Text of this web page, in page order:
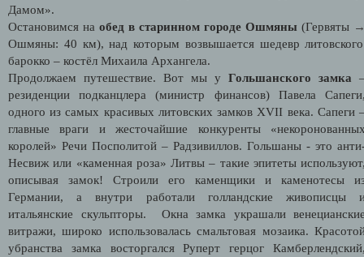
Дамом».
Остановимся на обед в старинном городе Ошмяны (Гервяты
Ошмяны: 40 км), над которым возвышается шедевр литовского
барокко – костёл Михаила Архангела.
Продолжаем путешествие. Вот мы у Гольшанского замка
резиденции подканцлера (министр финансов) Павела
одного из самых красивых литовских замков XVII века. Сапеги
главные враги и жесточайшие конкуренты
королей» Речи Посполитой – Радзивиллов. Гольшаны - это
Несвиж или «каменная роза» Литвы – такие эпитеты
описывая замок! Строили его каменщики и каменотесы
Германии, а внутри работали голландские живописцы
итальянские скульпторы. Окна замка украшали
витражи, широко использовалась смальтовая мозаика.
убранства замка восторгался Руперт герцог